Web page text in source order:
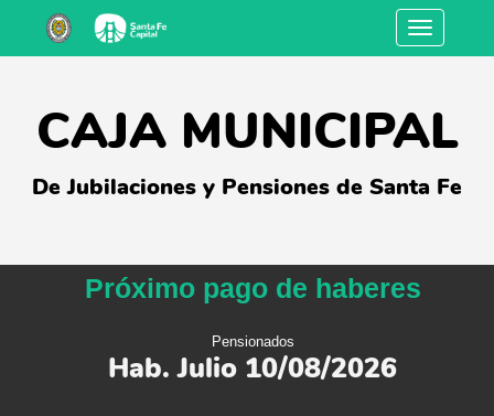
Toggle
navigation
CAJA MUNICIPAL
De Jubilaciones y Pensiones de Santa Fe
Próximo pago de haberes
Pensionados
Hab. Julio 10/08/2026